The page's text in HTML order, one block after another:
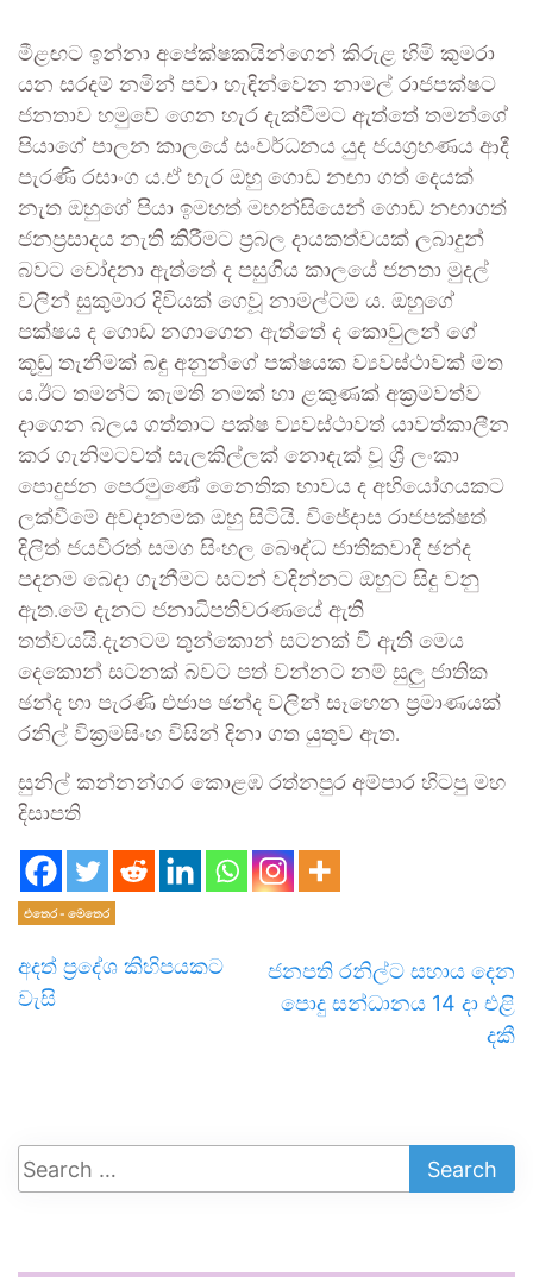
මීළඟට ඉන්නා අපේක්ෂකයින්ගෙන් කිරුළ හිමි කුමරා
යන සරදම් නමින් පවා හැඳින්වෙන නාමල් රාජපක්ෂට
ජනතාව හමුවේ ගෙන හැර දැක්වීමට ඇත්තේ තමන්ගේ
පියාගේ පාලන කාලයේ සංවර්ධනය යුද ජයග්‍රහණය ආදී
පැරණි රසාංග ය.ඒ හැර ඔහු ගොඩ නඟා ගත් දෙයක්
නැත ඔහුගේ පියා ඉමහත් මහන්සියෙන් ගොඩ නඟාගත්
ජනප්‍රසාදය නැති කිරීමට ප්‍රබල දායකත්වයක් ලබාදුන්
බවට චෝදනා ඇත්තේ ද පසුගිය කාලයේ ජනතා මුදල්
වලින් සුකුමාර දිවියක් ගෙවූ නාමල්ටම ය. ඔහුගේ
පක්ෂය ද ගොඩ නගාගෙන ඇත්තේ ද කොවුලන් ගේ
කූඩු තැනීමක් බඳු අනුන්ගේ පක්ෂයක ව්‍යවස්ථාවක් මත
ය.ඊට තමන්ට කැමති නමක් හා ළකුණක් අක්‍රමවත්ව
දාගෙන බලය ගත්තාට පක්ෂ ව්‍යවස්ථාවත් යාවත්කාලීන
කර ගැනිමටවත් සැලකිල්ලක් නොදැක් වූ ශ්‍රී ලංකා
පොදුජන පෙරමුණේ නෛතික භාවය ද අභියෝගයකට
ලක්වීමේ අවදානමක ඔහු සිටියි. විජේදාස රාජපක්ෂත්
දිලිත් ජයවීරත් සමග සිංහල බෞද්ධ ජාතිකවාදී ඡන්ද
පදනම බෙදා ගැනීමට සටන් වදින්නට ඔහුට සිදු වනු
ඇත.මේ දැනට ජනාධිපතිවරණයේ ඇති
තත්වයයි.දැනටම තුන්කොන් සටනක් වී ඇති මෙය
දෙකොන් සටනක් බවට පත් වන්නට නම් සුලු ජාතික
ඡන්ද හා පැරණි එජාප ඡන්ද වලින් සෑහෙන ප්‍රමාණයක්
රනිල් වික්‍රමසිංහ විසින් දිනා ගත යුතුව ඇත.
සුනිල් කන්නන්ගර කොළඹ රත්නපුර අම්පාර හිටපු මහ
දිසාපති
එතෙර - මෙතෙර
අදත් ප්‍රදේශ කිහිපයකට
වැසි
ජනපති රනිල්ට සහාය දෙන
පොදු සන්ධානය 14 දා එළි
දකී